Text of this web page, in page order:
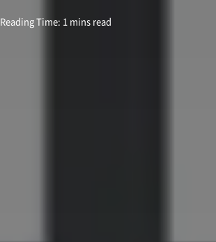
Reading Time: 1 mins read